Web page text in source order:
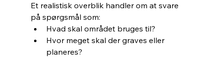
Et realistisk overblik handler om at svare
på spørgsmål som:
Hvad skal området bruges til?
Hvor meget skal der graves eller
planeres?